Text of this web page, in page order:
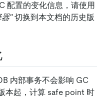
配置的变化信息，请使用
器"切换到本文档的历史版
内部事务不会影响 GC
本起，计算 safe point 时